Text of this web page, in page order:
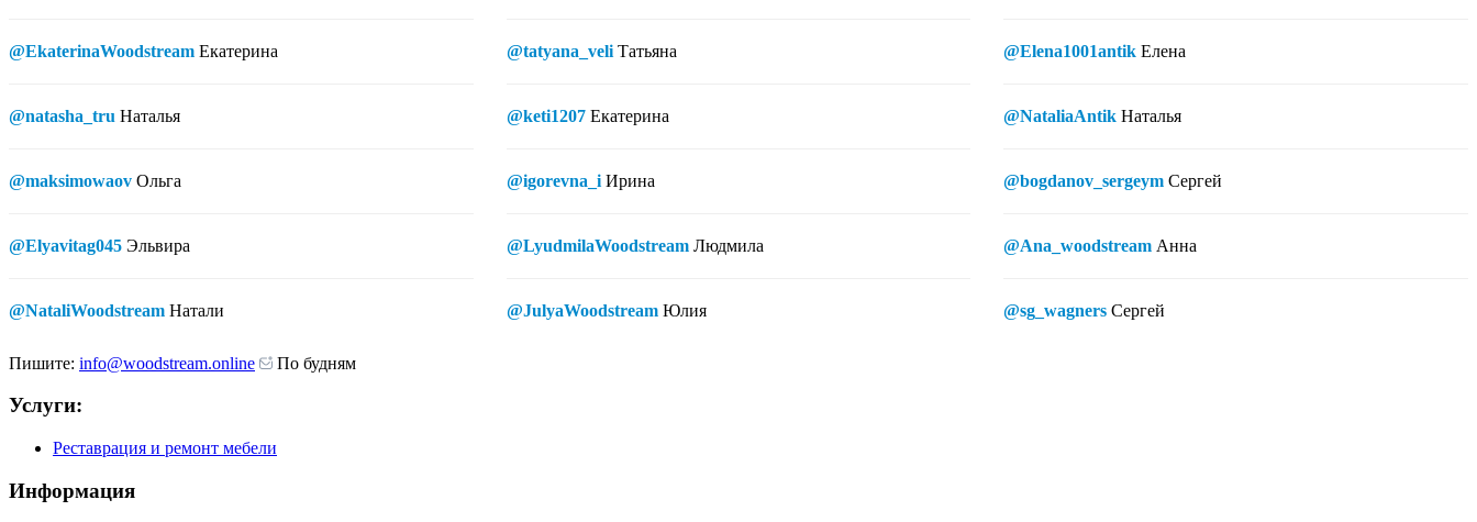
@EkaterinaWoodstream Екатерина
@natasha_tru Наталья
@maksimowaov Ольга
@Elyavitag045 Эльвира
@NataliWoodstream Натали
@tatyana_veli Татьяна
@keti1207 Екатерина
@igorevna_i Ирина
@LyudmilaWoodstream Людмила
@JulyaWoodstream Юлия
@Elena1001antik Елена
@NataliaAntik Наталья
@bogdanov_sergeym Сергей
@Ana_woodstream Анна
@sg_wagners Сергей
Пишите: info@woodstream.online По будням
Услуги:
Реставрация и ремонт мебели
Информация